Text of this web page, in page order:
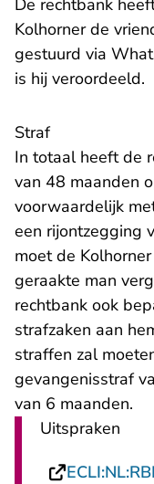
De rechtbank
Kolhorner de
gestuurd via
is hij veroordeeld.
Straf
In totaal heeft de
van 48 maanden
voorwaardelijk
een rijontzegging
moet de
geraakte man
rechtbank ook
strafzaken aan
straffen zal
gevangenisstraf
van 6 maanden.
Uitspraken